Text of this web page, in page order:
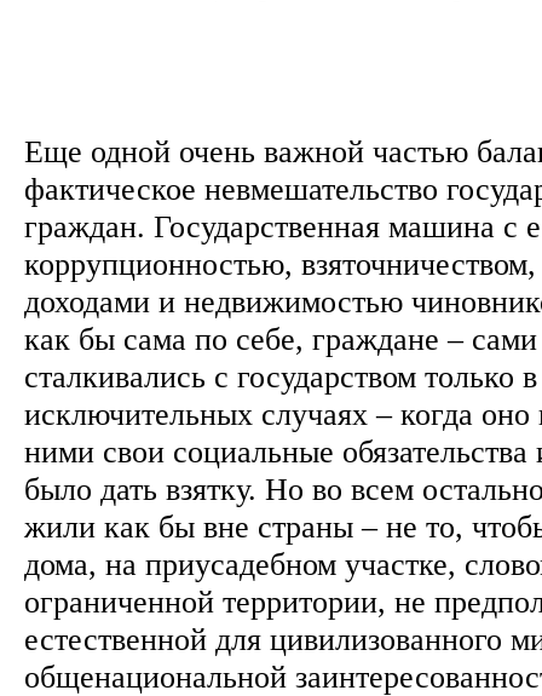
Еще одной очень важной частью
фактическое невмешательство
граждан. Государственная машина с
коррупционностью,
доходами и недвижимостью
как бы сама по себе, граждане –
сталкивались с государством только
исключительных случаях – когда
ними свои социальные
было дать взятку. Но во всем
жили как бы вне страны – не то,
дома, на приусадебном участке,
ограниченной территории, не
естественной для цивилизованного
общенациональной